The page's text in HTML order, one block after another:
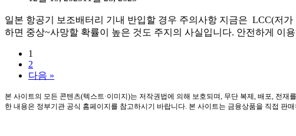
일본 항공기 보조배터리 기내 반입할 경우 주의사항 지금은 LCC(저
하면 중상~사망할 확률이 높은 것도 주지의 사실입니다. 안전하게 이
1
2
다음 »
본 사이트의 모든 콘텐츠(텍스트·이미지)는 저작권법에 의해 보호되며, 무단 복제, 배포, 전
한 내용은 정부기관 공식 홈페이지를 참고하시기 바랍니다. 본 사이트는 금융상품을 직접 판